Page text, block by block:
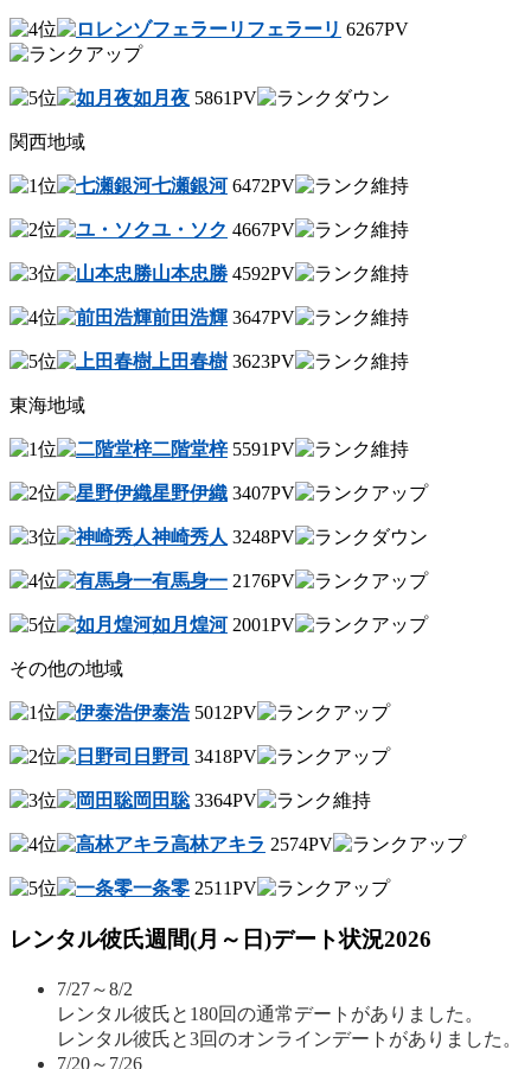
フェラーリ 6267PV
如月夜 5861PV
関西地域
七瀬銀河 6472PV
ユ・ソク 4667PV
山本忠勝 4592PV
前田浩輝 3647PV
上田春樹 3623PV
東海地域
二階堂梓5591PV
星野伊織 3407PV
神崎秀人 3248PV
有馬身一 2176PV
如月煌河 2001PV
その他の地域
伊泰浩5012PV
日野司 3418PV
岡田聡3364PV
高林アキラ 2574PV
一条零 2511PV
レンタル彼氏週間(月～日)デート状況2026
7/27～8/2
レンタル彼氏と180回の通常デートがありました。
レンタル彼氏と3回のオンラインデートがありました。
7/20～7/26